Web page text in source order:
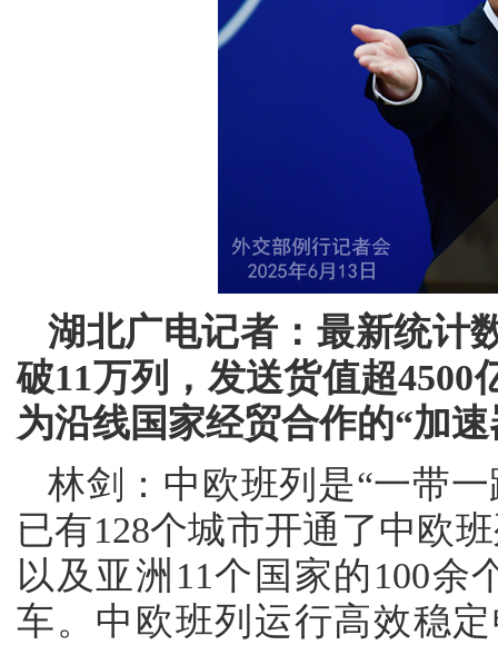
湖北广电记者：最新统计
破11万列，发送货值超
为沿线国家经贸合作的“加
林剑：中欧班列是“一带
已有128个城市开通了中欧
以及亚洲11个国家的100
车。中欧班列运行高效稳